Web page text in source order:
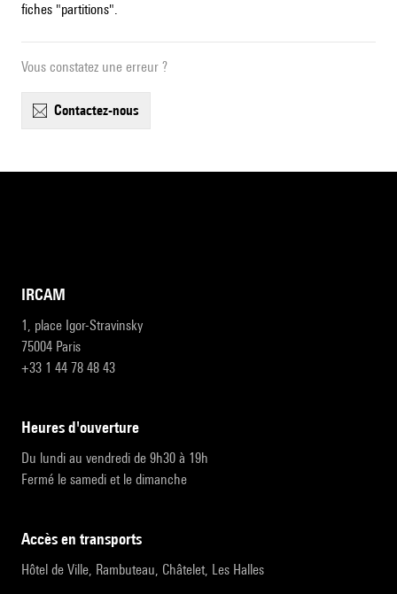
fiches "partitions".
Vous constatez une erreur ?
contactez-nous
IRCAM
1, place Igor-Stravinsky
75004 Paris
+33 1 44 78 48 43
heures d'ouverture
Du lundi au vendredi de 9h30 à 19h
Fermé le samedi et le dimanche
accès en transports
Hôtel de Ville, Rambuteau, Châtelet, Les Halles